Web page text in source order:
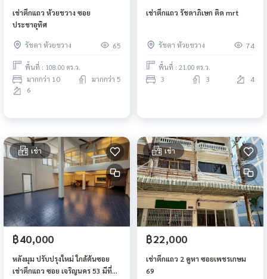
เช่าตึกแถว ห้วยขวาง ซอย
ประชาอุทิศ
รัชดา ห้วยขวาง 65
พื้นที่ : 108.00 ตร.ว.
มากกว่า 10
มากกว่า 5
6
เช่าตึกแถว รัชดาภิเษก ติด mrt
รัชดา ห้วยขวาง 74
พื้นที่ : 21.00 ตร.ว.
3 3 4
เช่า
฿40,000
หลังมุม ปรับปรุงใหม่ ใกล้ต้นซอย
เช่าตึกแถว ซอย เจริญนคร 53 มีที่
เช่า
฿22,000
เช่าตึกแถว 2 คูหา ซอยเพชรเกษม
69